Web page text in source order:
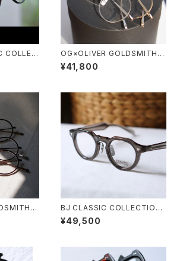
COLLEC
レ
リアルー
OG×OLIVER GOLDSMITH /
オージーバイオリバーゴールド
スミス CLEF-X ツーブリッジ ダ
¥41,800
/
ールド
-T 2026ss
BJ CLASSIC COLLECTION
CE-578MP BJクラシック セル
ロイド クラウンパント
¥49,500